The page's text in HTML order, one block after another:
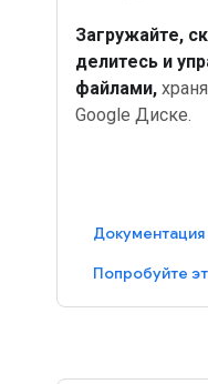
Загружайте,
делитесь и
файлами,
Google Диске.
Документация
Попробуйте